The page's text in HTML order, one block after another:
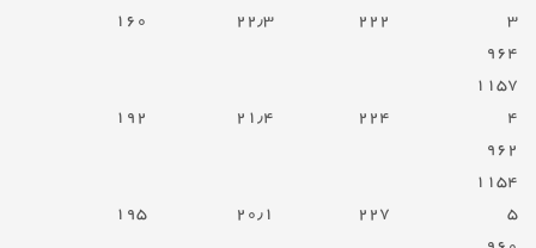
۳
۲۲۲ ۲۲٫۳
۱۶۰
۹۶۴
۱۱۵۷
۴
۲۲۴ ۲۱٫۴
۱۹۲
۹۶۲
۱۱۵۴
۵
۲۲۷ ۲۰٫۱
۱۹۵